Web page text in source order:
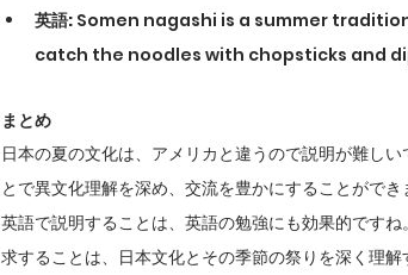
英語: Somen nagashi is a summer
catch the noodles with chopsticks and
まとめ
日本の夏の文化は、アメリカと違うので説明が難し
とで異文化理解を深め、交流を豊かにすることがで
英語で説明することは、英語の勉強にも効果的です
求することは、日本文化とその季節の祭りを深く理解